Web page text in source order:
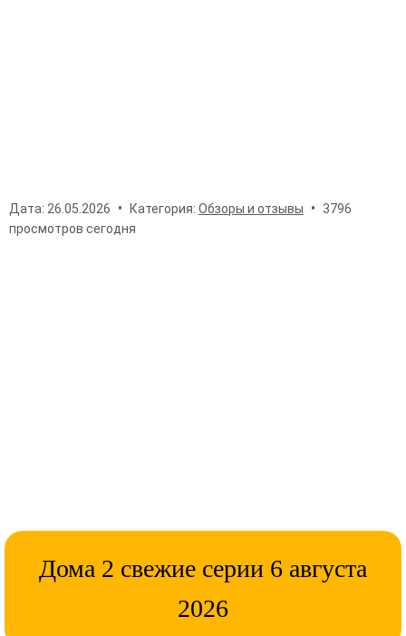
Дата: 26.05.2026 Категория: Обзоры и отзывы
3796
просмотров сегодня
Дома 2 свежие серии 6 августа
2026